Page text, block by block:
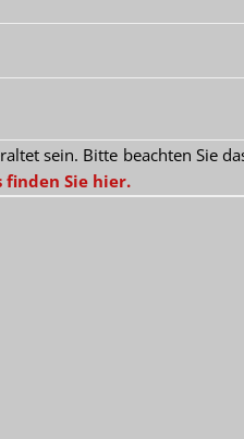
sein. Bitte beachten Sie
finden Sie hier.